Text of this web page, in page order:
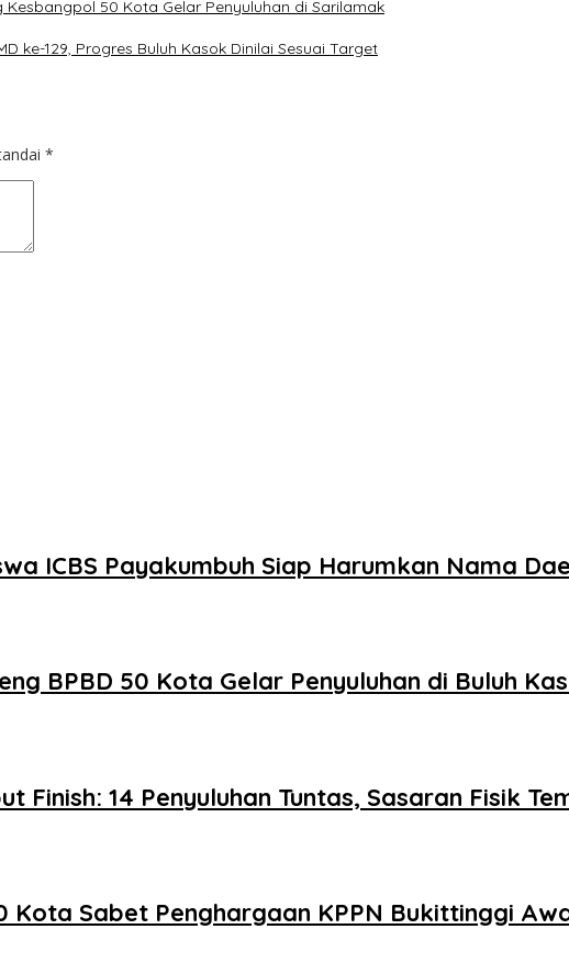
Kesbangpol 50 Kota Gelar Penyuluhan di Sarilamak
ke-129, Progres Buluh Kasok Dinilai Sesuai Target
*
ICBS Payakumbuh Siap Harumkan Nama
BPBD 50 Kota Gelar Penyuluhan di Buluh
Finish: 14 Penyuluhan Tuntas, Sasaran Fisik
Kota Sabet Penghargaan KPPN Bukittinggi